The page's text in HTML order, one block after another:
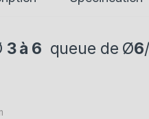
3 à 6 queue de Ø6